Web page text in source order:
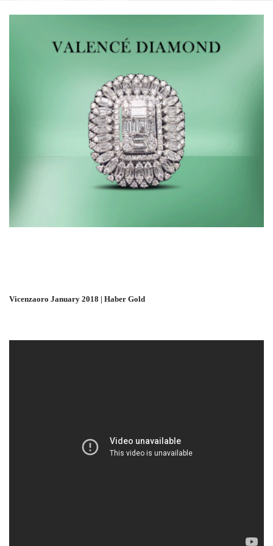
Vicenzaoro January 2018 | Haber Gold